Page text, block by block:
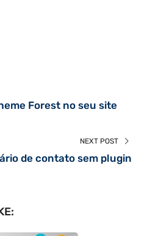
Forest no seu site
NEXT POST
de contato sem plugin